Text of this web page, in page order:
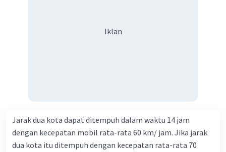
Iklan
Jarak dua kota dapat ditempuh dalam waktu 14 jam
dengan kecepatan mobil rata-rata 60 km/ jam. Jika jarak
dua kota itu ditempuh dengan kecepatan rata-rata 70